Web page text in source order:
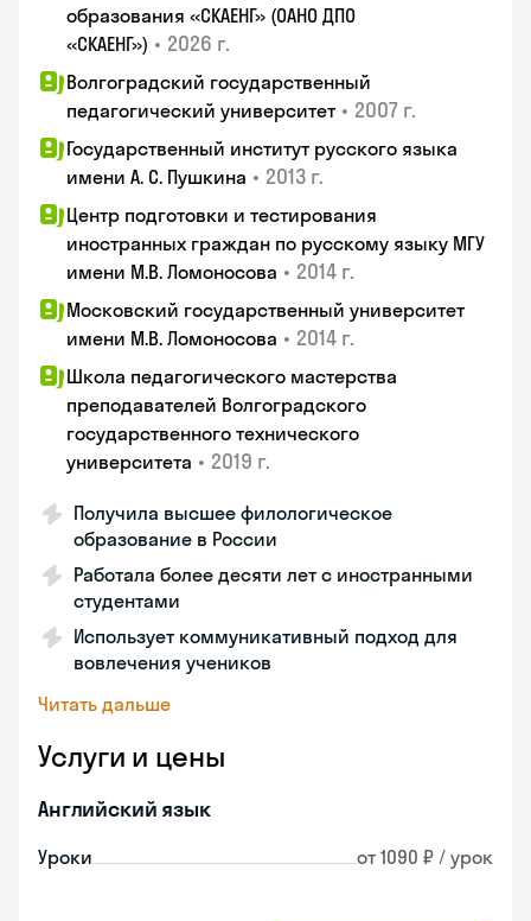
образования «СКАЕНГ» (ОАНО ДПО
«СКАЕНГ») • 2026 г.
Волгоградский государственный
педагогический университет • 2007 г.
Государственный институт русского языка
имени А. С. Пушкина • 2013 г.
Центр подготовки и тестирования
иностранных граждан по русскому языку МГУ
имени М.В. Ломоносова • 2014 г.
Московский государственный университет
имени М.В. Ломоносова • 2014 г.
Школа педагогического мастерства
преподавателей Волгоградского
государственного технического
университета • 2019 г.
Получила высшее филологическое
образование в России
Работала более десяти лет с иностранными
студентами
Использует коммуникативный подход для
вовлечения учеников
Читать дальше
Услуги и цены
Английский язык
Уроки от 1090 ₽ / урок